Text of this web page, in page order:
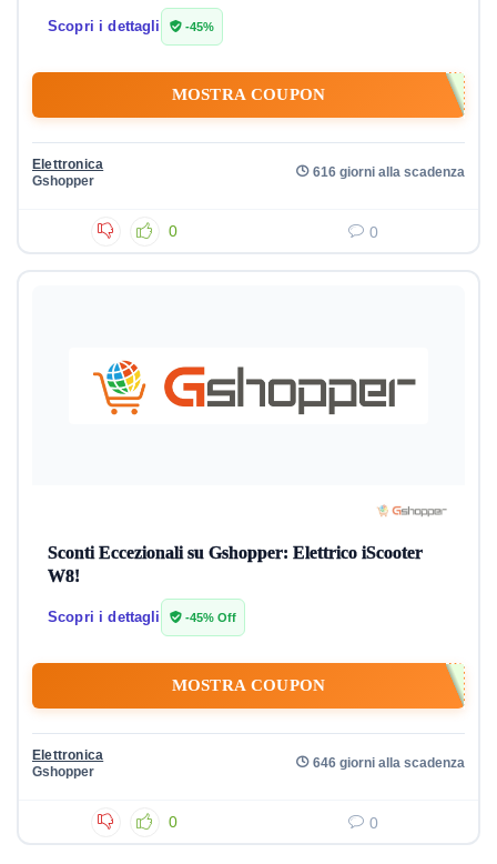
Scopri i dettagli -45%
MOSTRA COUPON
Elettronica
Gshopper
616 giorni alla scadenza
0 0
Sconti Eccezionali su Gshopper: Elettrico iScooter
W8!
Scopri i dettagli -45% Off
MOSTRA COUPON
Elettronica
Gshopper
646 giorni alla scadenza
0 0